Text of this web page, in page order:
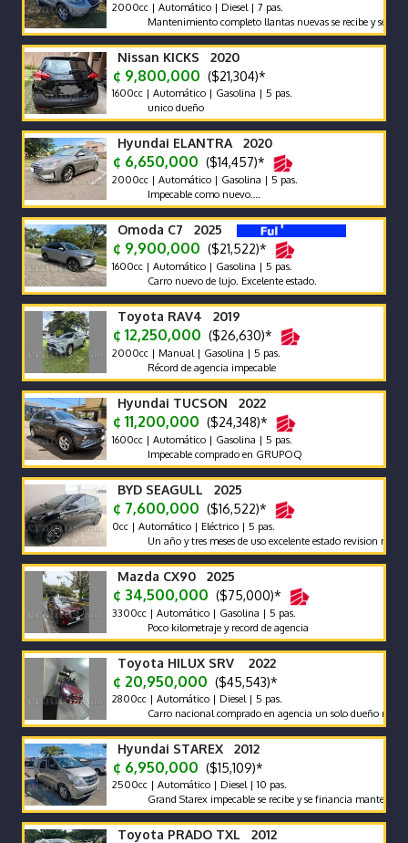
2000cc | Automático | Diesel | 7 pas.
Mantenimiento completo llantas nuevas se recibe y se financia
Nissan KICKS 2020
¢ 9,800,000 ($21,304)*
1600cc | Automático | Gasolina | 5 pas.
unico dueño
Hyundai ELANTRA 2020
¢ 6,650,000 ($14,457)*
2000cc | Automático | Gasolina | 5 pas.
Impecable como nuevo….
Omoda C7 2025
¢ 9,900,000 ($21,522)*
1600cc | Automático | Gasolina | 5 pas.
Carro nuevo de lujo. Excelente estado.
Toyota RAV4 2019
¢ 12,250,000 ($26,630)*
2000cc | Manual | Gasolina | 5 pas.
Récord de agencia impecable
Hyundai TUCSON 2022
¢ 11,200,000 ($24,348)*
1600cc | Automático | Gasolina | 5 pas.
Impecable comprado en GRUPOQ
BYD SEAGULL 2025
¢ 7,600,000 ($16,522)*
0cc | Automático | Eléctrico | 5 pas.
Un año y tres meses de uso excelente estado revision reciente
Mazda CX90 2025
¢ 34,500,000 ($75,000)*
3300cc | Automático | Gasolina | 5 pas.
Poco kilometraje y record de agencia
Toyota HILUX SRV 2022
¢ 20,950,000 ($45,543)*
2800cc | Automático | Diesel | 5 pas.
Carro nacional comprado en agencia un solo dueño récord y
Hyundai STAREX 2012
¢ 6,950,000 ($15,109)*
2500cc | Automático | Diesel | 10 pas.
Grand Starex impecable se recibe y se financia mantenimiento
Toyota PRADO TXL 2012